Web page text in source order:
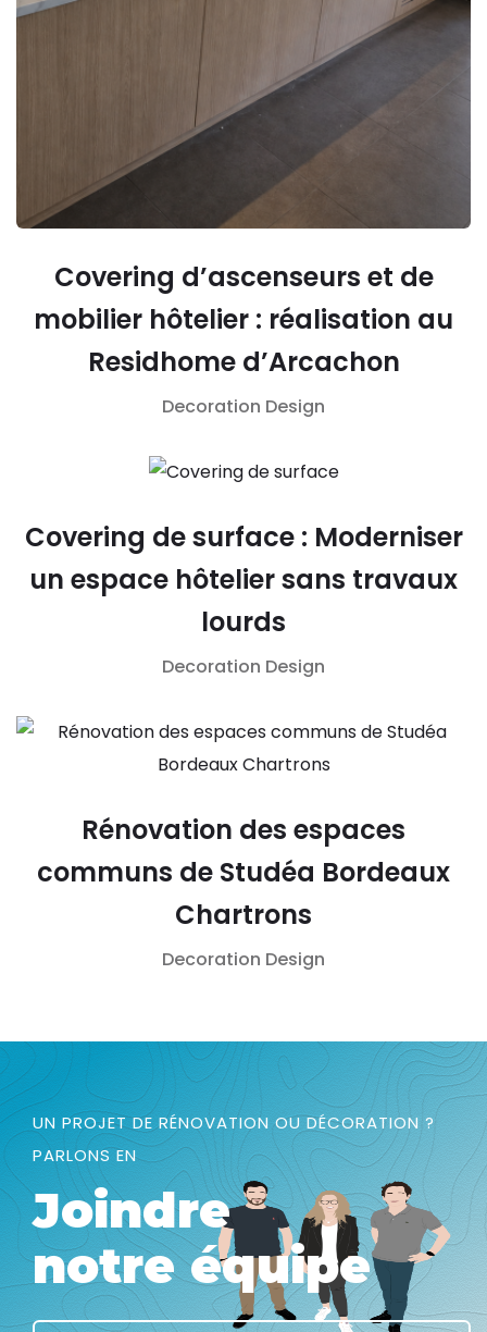
Covering d’ascenseurs et de
mobilier hôtelier : réalisation au
Residhome d’Arcachon
Decoration Design
Covering de surface : Moderniser
un espace hôtelier sans travaux
lourds
Decoration Design
Rénovation des espaces
communs de Studéa Bordeaux
Chartrons
Decoration Design
UN PROJET DE RÉNOVATION OU DÉCORATION ?
PARLONS EN
Joindre
notre équipe